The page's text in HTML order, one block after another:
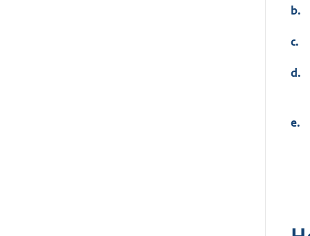
b.
c.
d.
e.